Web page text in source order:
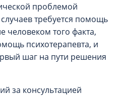
проблемой
требуется помощь
человеком того факта,
психотерапевта, и
шаг на пути решения
за консультацией